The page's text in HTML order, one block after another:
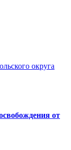
округа
от